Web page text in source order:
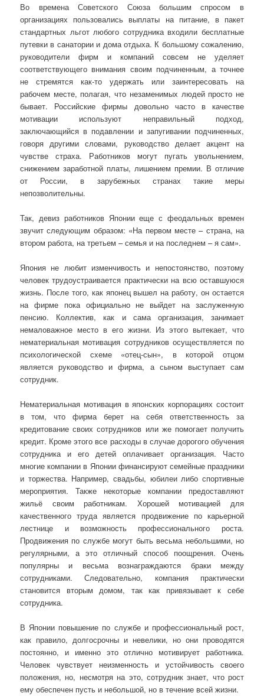
Во времена Советского Союза большим спросом в
организациях пользовались выплаты на питание, в пакет
стандартных льгот любого сотрудника входили бесплатные
путевки в санатории и дома отдыха. К большому сожалению,
руководители фирм и компаний совсем не уделяет
соответствующего внимания своим подчиненным, а точнее
не стремятся как-то удержать или заинтересовать на
рабочем месте, полагая, что незаменимых людей просто не
бывает. Российские фирмы довольно часто в качестве
мотивации используют неправильный подход,
заключающийся в подавлении и запугивании подчиненных,
говоря другими словами, руководство делает акцент на
чувстве страха. Работников могут пугать увольнением,
снижением заработной платы, лишением премии. В отличие
от России, в зарубежных странах такие меры
непозволительны.
Так, девиз работников Японии еще с феодальных времен
звучит следующим образом: «На первом месте – страна, на
втором работа, на третьем – семья и на последнем – я сам».
Япония не любит изменчивость и непостоянство, поэтому
человек трудоустраивается практически на всю оставшуюся
жизнь. После того, как японец вышел на работу, он остается
на фирме пока официально не выйдет на заслуженную
пенсию. Коллектив, как и сама организация, занимает
немаловажное место в его жизни. Из этого вытекает, что
нематериальная мотивация сотрудников осуществляется по
психологической схеме «отец-сын», в которой отцом
является руководство и фирма, а сыном выступает сам
сотрудник.
Нематериальная мотивация в японских корпорациях состоит
в том, что фирма берет на себя ответственность за
кредитование своих сотрудников или же помогает получить
кредит. Кроме этого все расходы в случае дорогого обучения
сотрудника и его детей оплачивает организация. Часто
многие компании в Японии финансируют семейные праздники
и торжества. Например, свадьбы, юбилеи либо спортивные
мероприятия. Также некоторые компании предоставляют
жильё своим работникам. Хорошей мотивацией для
качественного труда является продвижение по карьерной
лестнице и возможность профессионального роста.
Продвижения по службе могут быть весьма небольшими, но
регулярными, а это отличный способ поощрения. Очень
популярны и весьма вознаграждаются браки между
сотрудниками. Следовательно, компания практически
становится вторым домом, так как привязывает к себе
сотрудника.
В Японии повышение по службе и профессиональный рост,
как правило, долгосрочны и невелики, но они проводятся
постоянно, и именно это отлично мотивирует работника.
Человек чувствует неизменность и устойчивость своего
положения, но, несмотря на это, сотрудник знает, что рост
ему обеспечен пусть и небольшой, но в течение всей жизни.